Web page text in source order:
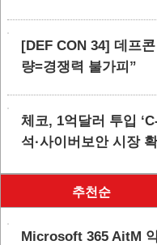
[DEF CON 34] 데프
량=경쟁력 불가피”
체코, 1억달러 투입
석·사이버보안 시장
추천순
Microsoft 365 AitM